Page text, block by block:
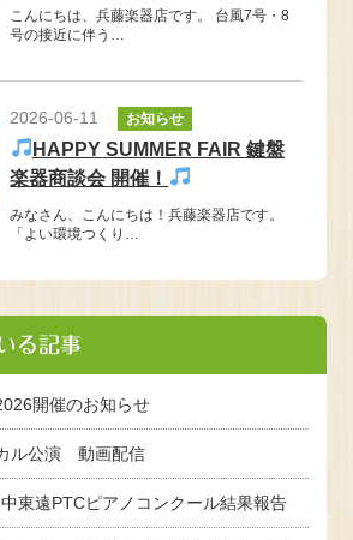
こんにちは、兵藤楽器店です。 台風7号・8
号の接近に伴う…
2026-06-11 お知らせ
HAPPY SUMMER FAIR 鍵盤
楽器商談会 開催！
みなさん、こんにちは！兵藤楽器店です。
「よい環境つくり…
る記事
開催のお知らせ
ル公演 動画配信
東遠PTCピアノコンクール結果報告